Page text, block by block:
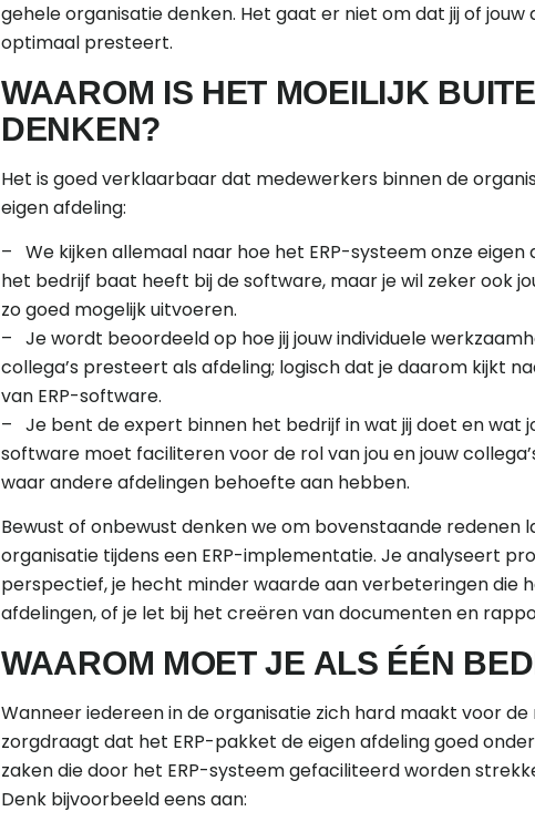
gehele organisatie denken. Het gaat er niet om dat jij of
optimaal presteert.
WAAROM IS HET MOEILIJK
DENKEN?
Het is goed verklaarbaar dat medewerkers binnen de
eigen afdeling:
– We kijken allemaal naar hoe het ERP-systeem onze
het bedrijf baat heeft bij de software, maar je wil zeker ook
zo goed mogelijk uitvoeren.
– Je wordt beoordeeld op hoe jij jouw individuele
collega’s presteert als afdeling; logisch dat je daarom kijkt
van ERP-software.
– Je bent de expert binnen het bedrijf in wat jij doet en wat
software moet faciliteren voor de rol van jou en jouw
waar andere afdelingen behoefte aan hebben.
Bewust of onbewust denken we om bovenstaande redenen
organisatie tijdens een ERP-implementatie. Je analyseert
perspectief, je hecht minder waarde aan verbeteringen die
afdelingen, of je let bij het creëren van documenten en
WAAROM MOET JE ALS ÉÉN
Wanneer iedereen in de organisatie zich hard maakt voor
zorgdraagt dat het ERP-pakket de eigen afdeling goed
zaken die door het ERP-systeem gefaciliteerd worden
Denk bijvoorbeeld eens aan: